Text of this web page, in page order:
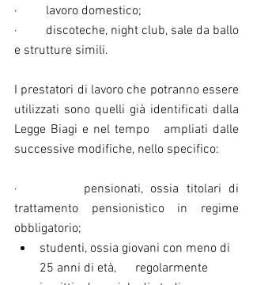
·         lavoro domestico;
·         discoteche, night club, sale da ballo
e strutture simili.
I prestatori di lavoro che potranno essere
utilizzati sono quelli già identificati dalla
Legge Biagi e nel tempo   ampliati dalle
successive modifiche, nello specifico:
·         pensionati, ossia titolari di
trattamento pensionistico in regime
obbligatorio;
studenti, ossia giovani con meno di
25 anni di età,      regolarmente